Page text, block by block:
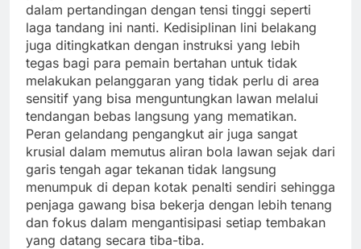
dalam pertandingan dengan tensi tinggi seperti
laga tandang ini nanti. Kedisiplinan lini belakang
juga ditingkatkan dengan instruksi yang lebih
tegas bagi para pemain bertahan untuk tidak
melakukan pelanggaran yang tidak perlu di area
sensitif yang bisa menguntungkan lawan melalui
tendangan bebas langsung yang mematikan.
Peran gelandang pengangkut air juga sangat
krusial dalam memutus aliran bola lawan sejak dari
garis tengah agar tekanan tidak langsung
menumpuk di depan kotak penalti sendiri sehingga
penjaga gawang bisa bekerja dengan lebih tenang
dan fokus dalam mengantisipasi setiap tembakan
yang datang secara tiba-tiba.